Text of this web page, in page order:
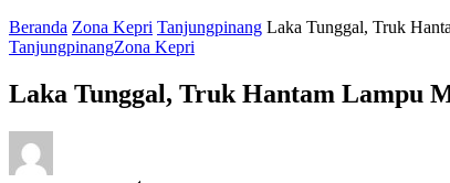
Beranda Zona Kepri Tanjungpinang Laka Tunggal, Truk
TanjungpinangZona Kepri
Laka Tunggal, Truk Hantam Lampu